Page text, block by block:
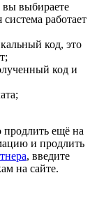
вы выбираете
работает
код, это
код и
ещё на
и продлить
, введите
на сайте.